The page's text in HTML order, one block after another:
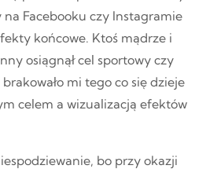
na Facebooku czy Instagramie
końcowe. Ktoś mądrze i
osiągnął cel sportowy czy
mi tego co się dzieje
celem a wizualizacją efektów
bo przy okazji